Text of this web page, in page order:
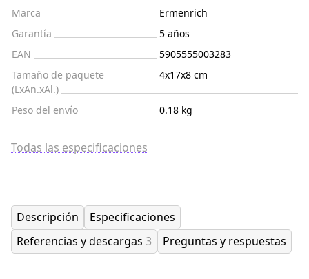
Marca
Ermenrich
Garantía
5 años
EAN
5905555003283
Tamaño de paquete
(LxAn.xAl.)
4x17x8 cm
Peso del envío 0.18 kg
Todas las especificaciones
Descripción
Especificaciones
Referencias y descargas 3 Preguntas y respuestas